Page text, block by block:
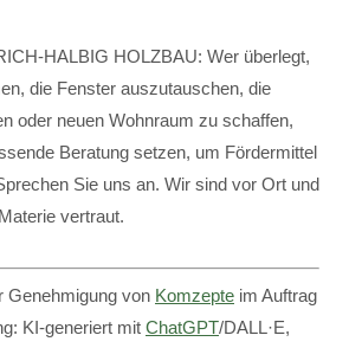
HALBIG HOLZBAU: Wer überlegt,
die Fenster auszutauschen, die
oder neuen Wohnraum zu schaffen,
Beratung setzen, um Fördermittel
Sie uns an. Wir sind vor Ort und
vertraut.
Genehmigung von Komzepte im Auftrag
KI-generiert mit ChatGPT/DALL·E,